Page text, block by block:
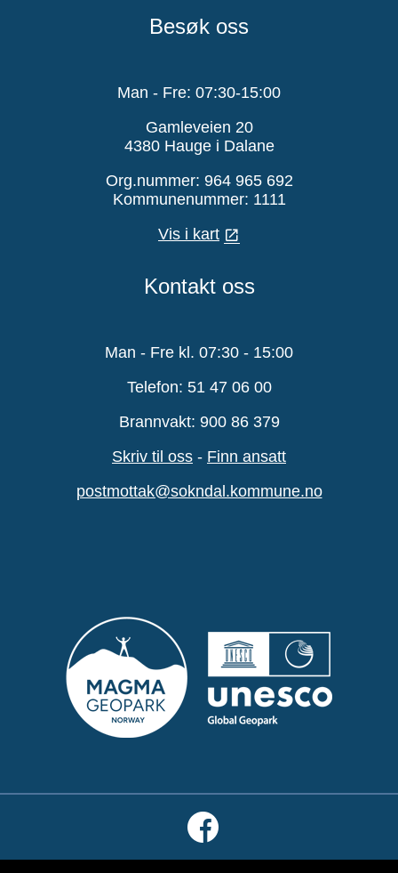
Besøk oss
Man - Fre: 07:30-15:00
Gamleveien 20
4380 Hauge i Dalane
Org.nummer: 964 965 692
Kommunenummer: 1111
Vis i kart
Kontakt oss
Man - Fre kl. 07:30 - 15:00
Telefon: 51 47 06 00
Brannvakt: 900 86 379
Skriv til oss - Finn ansatt
postmottak@sokndal.kommune.no